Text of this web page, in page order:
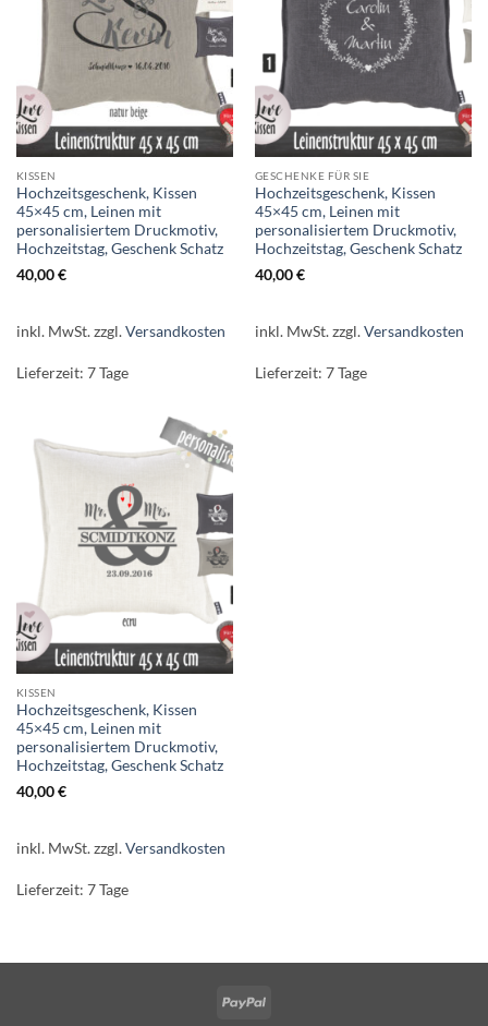
KISSEN
Hochzeitsgeschenk, Kissen
45×45 cm, Leinen mit
personalisiertem Druckmotiv,
Hochzeitstag, Geschenk Schatz
40,00€
inkl. MwSt.zzgl.Versandkosten
Lieferzeit: 7 Tage
GESCHENKE FÜR SIE
Hochzeitsgeschenk, Kissen
45×45 cm, Leinen mit
personalisiertem Druckmotiv,
Hochzeitstag, Geschenk Schatz
40,00€
inkl. MwSt.zzgl.Versandkosten
Lieferzeit: 7 Tage
KISSEN
Hochzeitsgeschenk, Kissen
45×45 cm, Leinen mit
personalisiertem Druckmotiv,
Hochzeitstag, Geschenk Schatz
40,00€
inkl. MwSt.zzgl.Versandkosten
Lieferzeit: 7 Tage
PayPal